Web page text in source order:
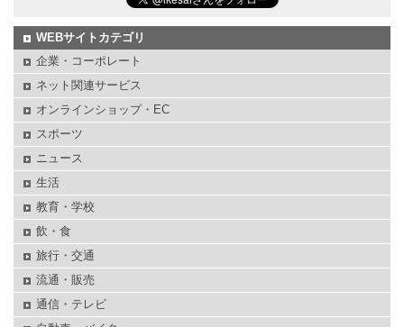
WEBサイトカテゴリ
企業・コーポレート
ネット関連サービス
オンラインショップ・EC
スポーツ
ニュース
生活
教育・学校
飲・食
旅行・交通
流通・販売
通信・テレビ